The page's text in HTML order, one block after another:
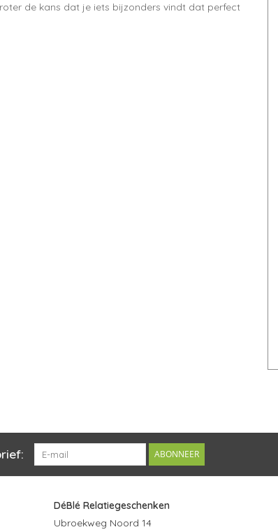
de kans dat je iets bijzonders vindt dat perfect
ABONNEER
DéBlé Relatiegeschenken
Ubroekweg Noord 14